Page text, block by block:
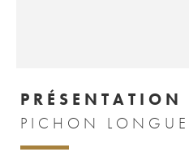
PRÉSENTATION
PICHON